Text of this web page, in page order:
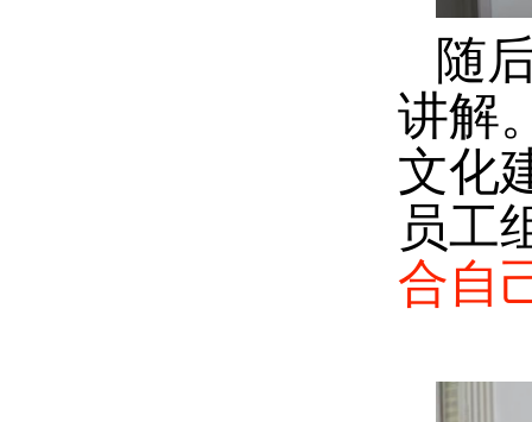
随
讲解
文化
员工
合自